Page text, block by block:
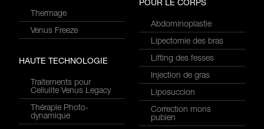
Thermage
Venus Freeze
HAUTE TECHNOLOGIE
Traitements pour
Cellulite Venus Legacy
Thérapie Photo-
dynamique
POUR LE CORPS
Abdominoplastie
Lipectomie des bras
Lifting des fesses
Injection de gras
Liposuccion
Correction mons
pubien